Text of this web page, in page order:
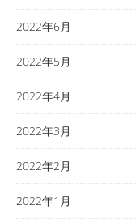
2022年6月
2022年5月
2022年4月
2022年3月
2022年2月
2022年1月